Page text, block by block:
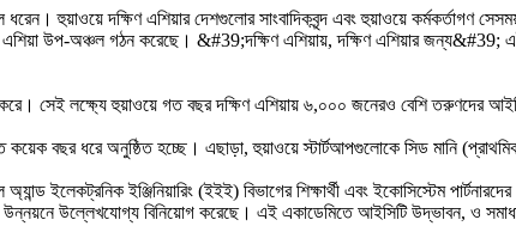
ধরেন। হুয়াওয়ে দক্ষিণ এশিয়ার দেশগুলোর সাংবাদিকবৃন্দ এবং হুয়াওয়ে কর্মকর্তাগণ
এশিয়া উপ-অঞ্চল গঠন করেছে। &#39;দক্ষিণ এশিয়ায়, দক্ষিণ এশিয়ার
সেই লক্ষ্যে হুয়াওয়ে গত বছর দক্ষিণ এশিয়ায় ৬,০০০ জনেরও বেশি তরুণদের
কয়েক বছর ধরে অনুষ্ঠিত হচ্ছে। এছাড়া, হুয়াওয়ে স্টার্টআপগুলোকে সিড মানি
ইলেকট্রনিক ইঞ্জিনিয়ারিং (ইইই) বিভাগের শিক্ষার্থী এবং ইকোসিস্টেম পার্টনারদের
উল্লেখযোগ্য বিনিয়োগ করেছে। এই একাডেমিতে আইসিটি উদ্ভাবন, ও